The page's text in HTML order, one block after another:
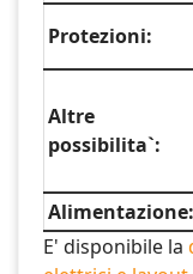
Protezioni:
Altre
possibilita`:
Alimentazione:
E' disponibile la